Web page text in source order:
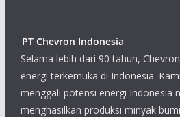
PT Chevron
Selama lebih dari
menjadi produsen
Indonesia. Kami
potensi energi Indonesia melalui